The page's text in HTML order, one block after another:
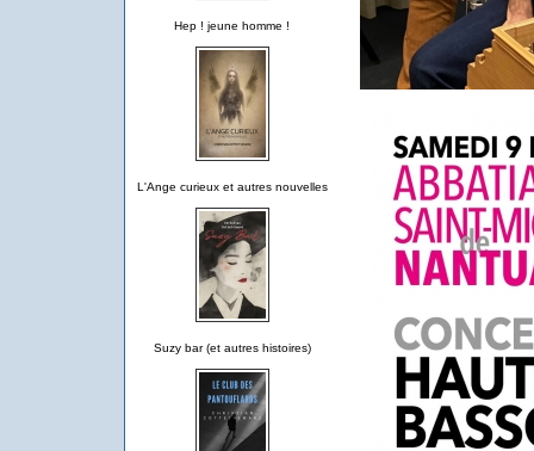
Hep ! jeune homme !
L'Ange curieux et autres nouvelles
Suzy bar (et autres histoires)